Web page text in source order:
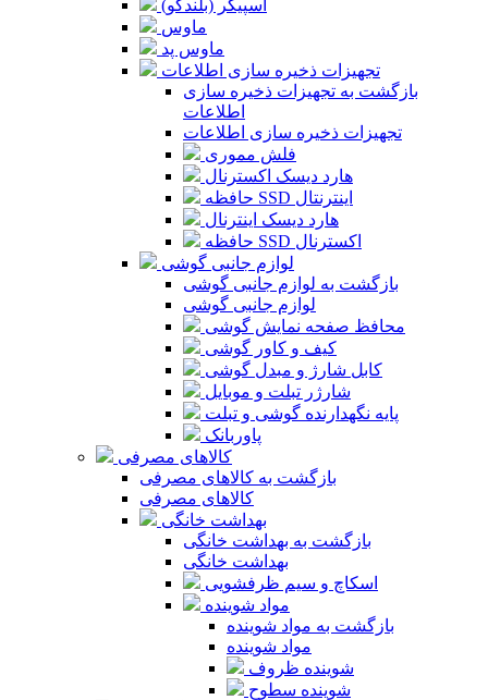
اسپیکر (بلندگو)
ماوس
ماوس پد
تجهیزات ذخیره سازی اطلاعات
بازگشت به تجهیزات ذخیره سازی
اطلاعات
تجهیزات ذخیره سازی اطلاعات
فلش مموری
هارد دیسک اکسترنال
حافظه SSD اینترنتال
هارد دیسک اینترنال
حافظه SSD اکسترنال
لوازم جانبی گوشی
بازگشت به لوازم جانبی گوشی
لوازم جانبی گوشی
محافظ صفحه نمایش گوشی
کیف و کاور گوشی
کابل شارژ و مبدل گوشی
شارژر تبلت و موبایل
پایه نگهدارنده گوشی و تبلت
پاوربانک
کالاهای مصرفی
بازگشت به کالاهای مصرفی
کالاهای مصرفی
بهداشت خانگی
بازگشت به بهداشت خانگی
بهداشت خانگی
اسکاچ و سیم ظرفشویی
مواد شوینده
بازگشت به مواد شوینده
مواد شوینده
شوینده ظروف
شوینده سطوح